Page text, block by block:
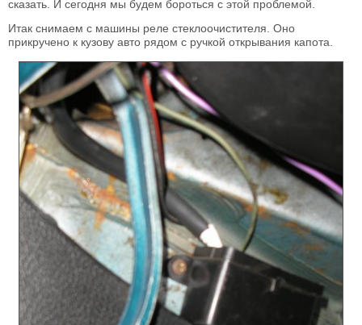
сказать. И сегодня мы будем бороться с этой проблемой.
Итак снимаем с машины реле стеклоочистителя. Оно
прикручено к кузову авто рядом с ручкой открывания капота.